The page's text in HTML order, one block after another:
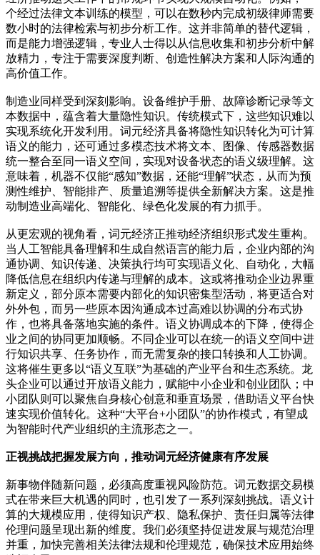
个经过法律文本训练的模型，可以在数秒内完成初级律师需要
数小时的法律检索与初步分析工作。这并非简单的替代逻辑，
而是能力增强逻辑，专业人士得以从信息收集和初步分析中解
放精力，专注于需要深度判断、创造性解决方案和人际沟通的
高价值工作。
制造业同样受到深刻影响。设备维护手册、故障诊断记录等文
本数据中，蕴含着大量隐性知识。传统模式下，这些知识难以
实现系统化开发利用。词元经济具备将隐性知识转化为可计算
语义的能力，还可通过多模态技术将文本、图像、传感器数据
统一整合至同一语义空间，实现对设备状态的语义级理解。这
意味着，机器不仅能“感知”数据，还能“理解”状态，从而为预
测性维护、智能排产、质量追溯等提供全新解决方案。这是推
动制造业高端化、智能化、绿色化发展的有力抓手。
从更宏观的视角看，词元经济正推动经济组织形式发生重构。
当人工智能具备理解和生成自然语言的能力后，企业内部的沟
通协调、知识传递、决策执行均可实现语义化、自动化，大幅
降低信息在组织内传递与理解的成本。这或将推动企业边界重
新定义，部分原本需要内部化的知识密集型活动，将更适合对
外外包，而另一些原本因沟通成本过高难以协调的分布式协
作，也将具备落地实施的条件。语义协调成本的下降，使得企
业之间的协同更加顺畅。不同企业可以在统一的语义空间中进
行知识共享、任务协作，而无需复杂的接口转换和人工协调。
这将催生更多以“语义互联”为基础的产业平台和生态系统。龙
头企业可以通过开放语义能力，赋能中小企业和创业团队；中
小团队则可以聚焦自身核心创意和垂直场景，借助语义平台快
速实现价值转化。这种“大平台+小团队”的协作模式，有望成
为智能时代产业组织的主流形态之一。
正视挑战把握发展方向，推动词元经济健康有序发展
新事物伴随新问题，必须高度重视风险防范。词元数据交易模
式在带来巨大机遇的同时，也引发了一系列深刻挑战。语义计
算的大规模应用，使得知识产权、隐私保护、责任归属等法律
伦理问题呈现出新的维度。我们必须坚持促进发展与规范治理
并重，加快完善相关法律法规和伦理规范，确保技术应用始终